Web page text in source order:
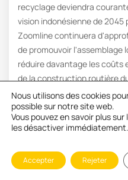
recyclage deviendra
vision indonésienne de
Zoomline continuera
de promouvoir l'assemblage
réduire davantage les coûts
de la construction routière
Conclusion
Le secteur de la
échelle et une transition
centrales d'enrobage
Nous utilisons des cookies
possible sur notre site web.
Vous pouvez en savoir plus
les désactiver immédiatement.
Accepter Rejeter